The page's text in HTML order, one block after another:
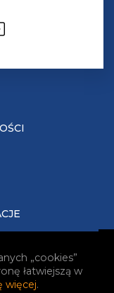
„cookies”
łatwiejszą w
więcej.